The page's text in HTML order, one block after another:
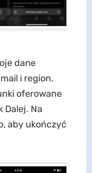
dane
i region.
oferowane
Dalej. Na
aby ukończyć